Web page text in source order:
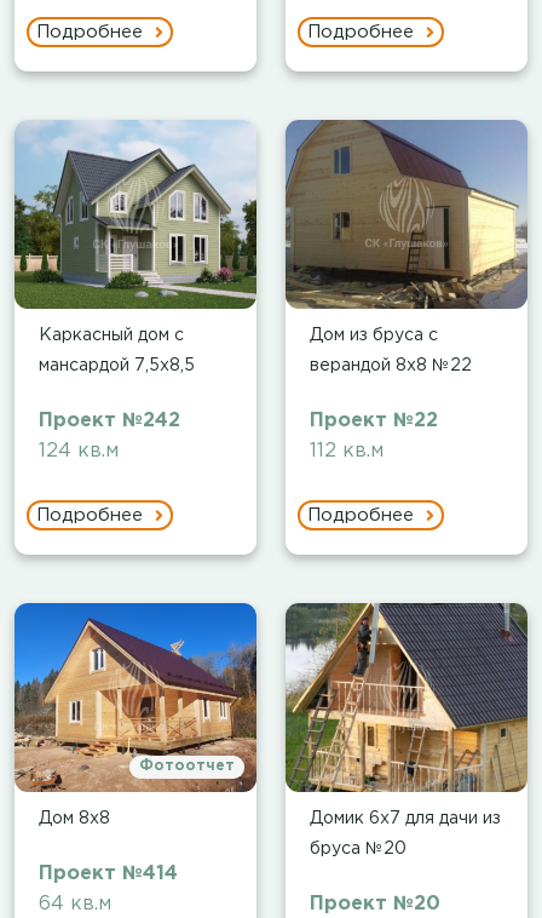
Подробнее Подробнее
Каркасный дом с
мансардой 7,5х8,5
Проект №242
124 кв.м
Подробнее
Дом из бруса с
верандой 8х8 №22
Проект №22
112 кв.м
Подробнее
Фотоотчет
Дом 8х8
Проект №414
64 кв.м
Домик 6х7 для дачи из
бруса №20
Проект №20